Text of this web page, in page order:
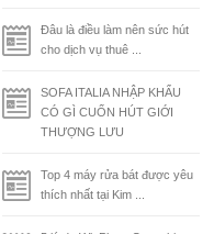
Đâu là điều làm nên sức hút
cho dịch vụ thuê ...
SOFA ITALIA NHẬP KHẨU
CÓ GÌ CUỐN HÚT GIỚI
THƯỢNG LƯU
Top 4 máy rửa bát được yêu
thích nhất tại Kim ...